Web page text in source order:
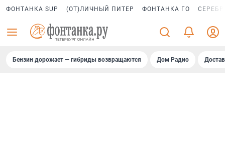
ФОНТАНКА SUP (ОТ)ЛИЧНЫЙ ПИТЕР ФОНТАНКА ГО
Бензин дорожает — гибриды возвращаются Дом Радио